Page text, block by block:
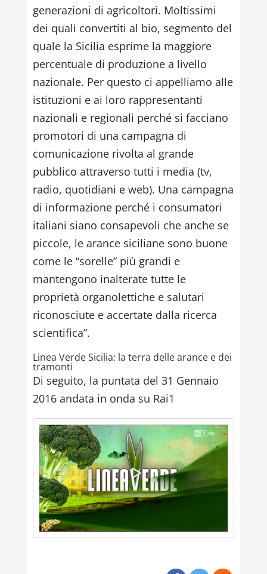
generazioni di agricoltori. Moltissimi
dei quali convertiti al bio, segmento del
quale la Sicilia esprime la maggiore
percentuale di produzione a livello
nazionale. Per questo ci appelliamo alle
istituzioni e ai loro rappresentanti
nazionali e regionali perché si facciano
promotori di una campagna di
comunicazione rivolta al grande
pubblico attraverso tutti i media (tv,
radio, quotidiani e web). Una campagna
di informazione perché i consumatori
italiani siano consapevoli che anche se
piccole, le arance siciliane sono buone
come le “sorelle” più grandi e
mantengono inalterate tutte le
proprietà organolettiche e salutari
riconosciute e accertate dalla ricerca
scientifica”.
Linea Verde Sicilia: la terra delle arance e dei
tramonti
Di seguito, la puntata del 31 Gennaio
2016 andata in onda su Rai1